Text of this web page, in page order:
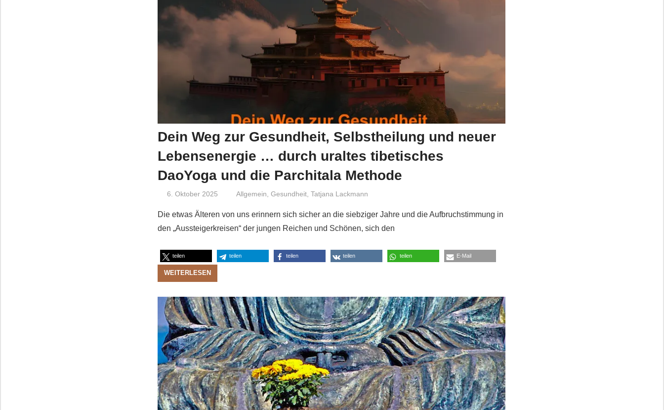
Dein Weg zur Gesundheit, Selbstheilung und neuer
Lebensenergie … durch uraltes tibetisches
DaoYoga und die Parchitala Methode
6. Oktober 2025 Niki Vogt
Allgemein Gesundheit, Tatjana Lackmann
Die etwas Älteren von uns erinnern sich sicher an die siebziger Jahre und die Aufbruchstimmung in
den „Aussteigerkreisen“ der jungen Reichen und Schönen, sich den
teilen teilen teilen teilen teilen E-Mail
WEITERLESEN